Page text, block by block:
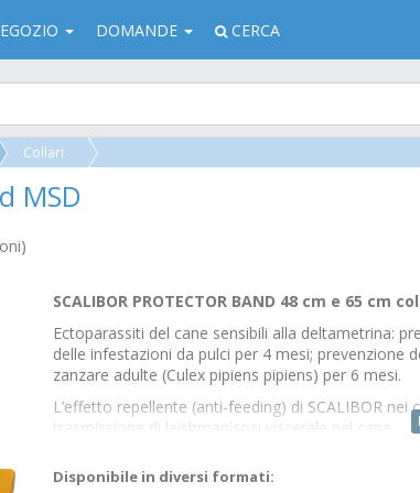
DOMANDE CERCA
Collari
MSD
SCALIBOR PROTECTOR BAND 48 cm e 65
Ectoparassiti del cane sensibili alla deltametrina:
delle infestazioni da pulci per 4 mesi;
zanzare adulte (Culex pipiens pipiens) per 6 mesi.
L’effetto repellente (anti-feeding) di SCALIBOR
trasmissione di leishmanisosi viscerale nel cane.
infantum.
Disponibile in diversi formati: